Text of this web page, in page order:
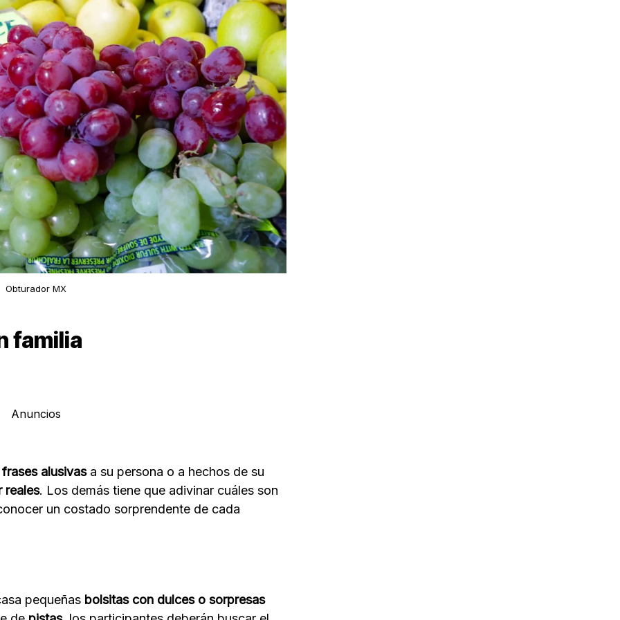
Obturador MX
familia
Anuncios
alusivasa su persona o a hechos de su
reales. Los demás tiene que adivinar cuáles son
un costado sorprendente de cada
pequeñas bolsitas con dulces o sorpresas